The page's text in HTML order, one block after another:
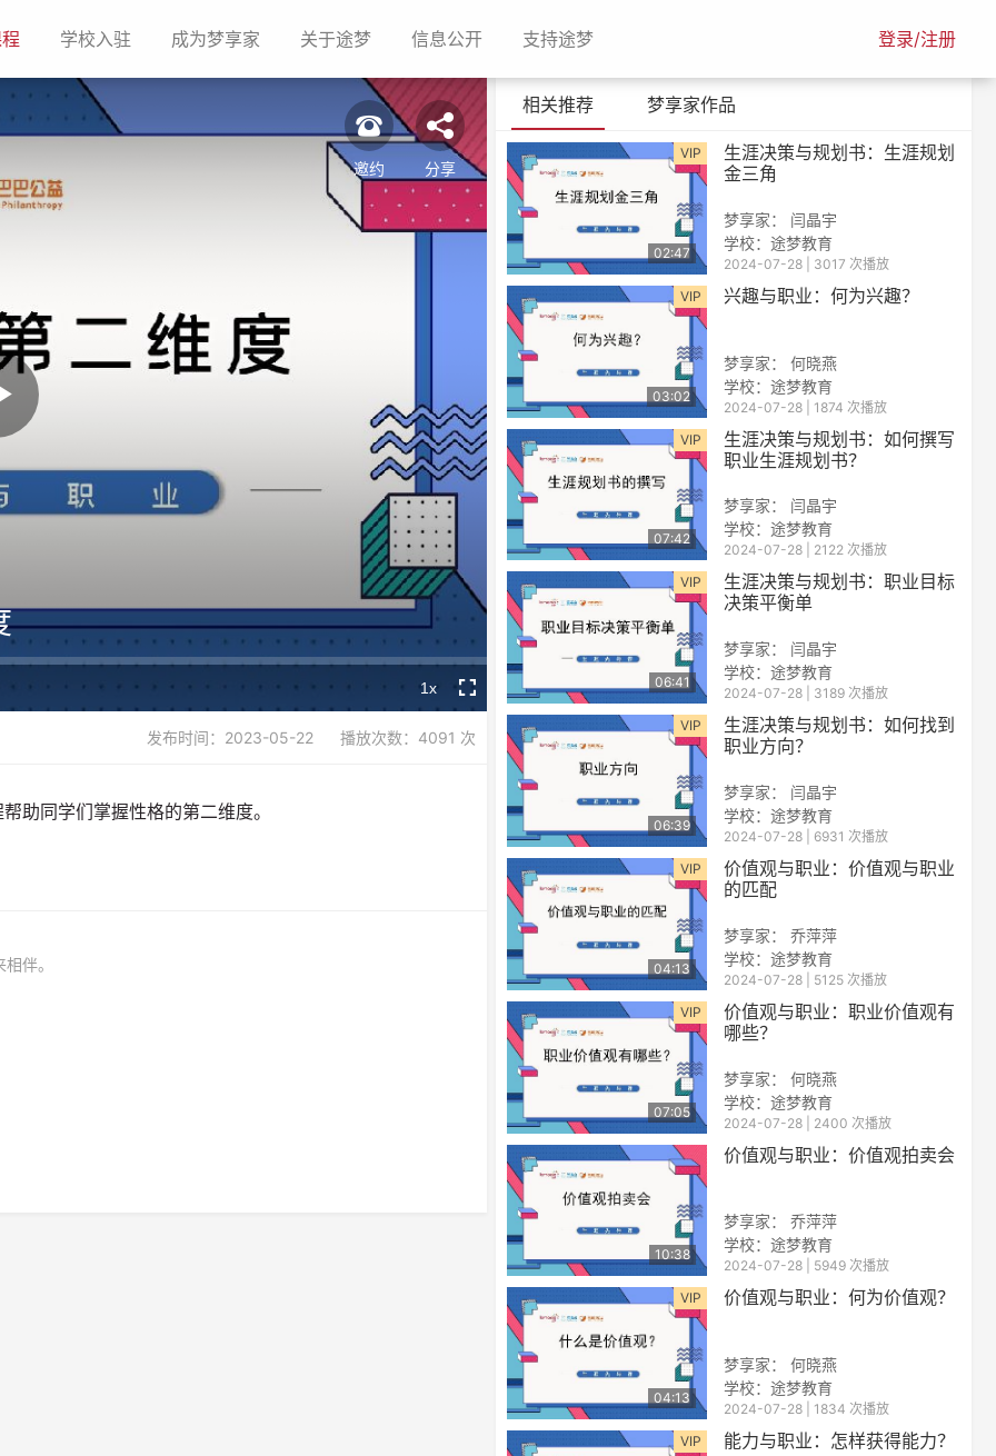
(current)学校入驻(current)成为梦享家(current)关于途梦(current)信息公开(current)支持途梦(current) 登录/注册
Playback
Rate
1x Fullscreen
邀约 分享
发布时间：2023-05-22 播放次数：4091 次
助同学们掌握性格的第二维度。
伴。
相关推荐 梦享家作品
VIP
02:47
生涯决策与规划书：生涯规划
金三角
梦享家： 闫晶宇
学校：途梦教育
2024-07-28 | 3017 次播放
VIP
03:02
兴趣与职业：何为兴趣？
梦享家： 何晓燕
学校：途梦教育
2024-07-28 | 1874 次播放
VIP
07:42
生涯决策与规划书：如何撰写
职业生涯规划书？
梦享家： 闫晶宇
学校：途梦教育
2024-07-28 | 2122 次播放
VIP
06:41
生涯决策与规划书：职业目标
决策平衡单
梦享家： 闫晶宇
学校：途梦教育
2024-07-28 | 3189 次播放
VIP
06:39
生涯决策与规划书：如何找到
职业方向？
梦享家： 闫晶宇
学校：途梦教育
2024-07-28 | 6931 次播放
VIP
04:13
价值观与职业：价值观与职业
的匹配
梦享家： 乔萍萍
学校：途梦教育
2024-07-28 | 5125 次播放
VIP
07:05
价值观与职业：职业价值观有
哪些？
梦享家： 何晓燕
学校：途梦教育
2024-07-28 | 2400 次播放
10:38
价值观与职业：价值观拍卖会
梦享家： 乔萍萍
学校：途梦教育
2024-07-28 | 5949 次播放
VIP
04:13
价值观与职业：何为价值观？
梦享家： 何晓燕
学校：途梦教育
2024-07-28 | 1834 次播放
VIP
能力与职业：怎样获得能力？